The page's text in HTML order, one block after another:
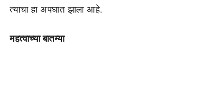
त्याचा हा अपघात झाला आहे.
महत्वाच्या बातम्या